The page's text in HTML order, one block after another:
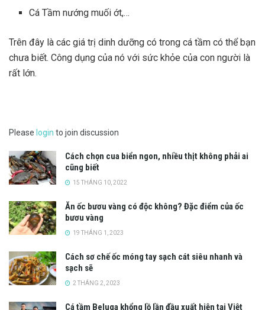
Cá Tầm nướng muối ớt,…
Trên đây là các giá trị dinh dưỡng có trong cá tầm có thể bạn
chưa biết. Công dụng của nó với sức khỏe của con người là
rất lớn.
Please login to join discussion
Cách chọn cua biển ngon, nhiều thịt không phải ai
cũng biết
15 THÁNG 10, 2022
Ăn ốc bươu vàng có độc không? Đặc điểm của ốc
bươu vàng
19 THÁNG 1, 2023
Cách sơ chế ốc móng tay sạch cát siêu nhanh và
sạch sẽ
2 THÁNG 2, 2023
Cá tầm Beluga khổng lồ lần đầu xuất hiện tại Việt